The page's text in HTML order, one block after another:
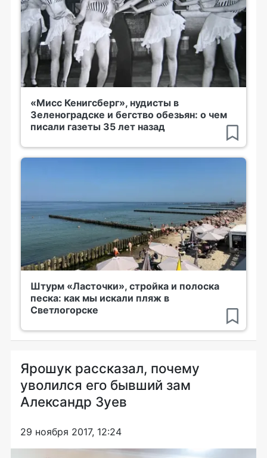
«Мисс Кенигсберг», нудисты в
Зеленоградске и бегство обезьян: о чем
писали газеты 35 лет назад
Штурм «Ласточки», стройка и полоска
песка: как мы искали пляж в
Светлогорске
Ярошук рассказал, почему
уволился его бывший зам
Александр Зуев
29 ноября 2017, 12:24